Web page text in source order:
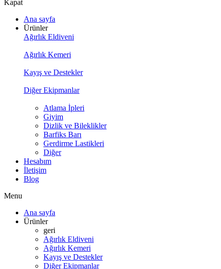
Kapat
Ana sayfa
Ürünler
Ağırlık Eldiveni
Ağırlık Kemeri
Kayış ve Destekler
Diğer Ekipmanlar
Atlama İpleri
Giyim
Dizlik ve Bileklikler
Barfiks Barı
Gerdirme Lastikleri
Diğer
Hesabım
İletişim
Blog
Menu
Ana sayfa
Ürünler
geri
Ağırlık Eldiveni
Ağırlık Kemeri
Kayış ve Destekler
Diğer Ekipmanlar